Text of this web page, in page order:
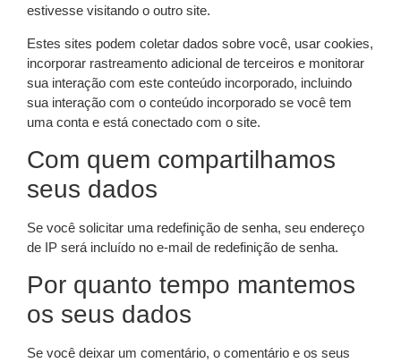
estivesse visitando o outro site.
Estes sites podem coletar dados sobre você, usar cookies,
incorporar rastreamento adicional de terceiros e monitorar
sua interação com este conteúdo incorporado, incluindo
sua interação com o conteúdo incorporado se você tem
uma conta e está conectado com o site.
Com quem compartilhamos
seus dados
Se você solicitar uma redefinição de senha, seu endereço
de IP será incluído no e-mail de redefinição de senha.
Por quanto tempo mantemos
os seus dados
Se você deixar um comentário, o comentário e os seus